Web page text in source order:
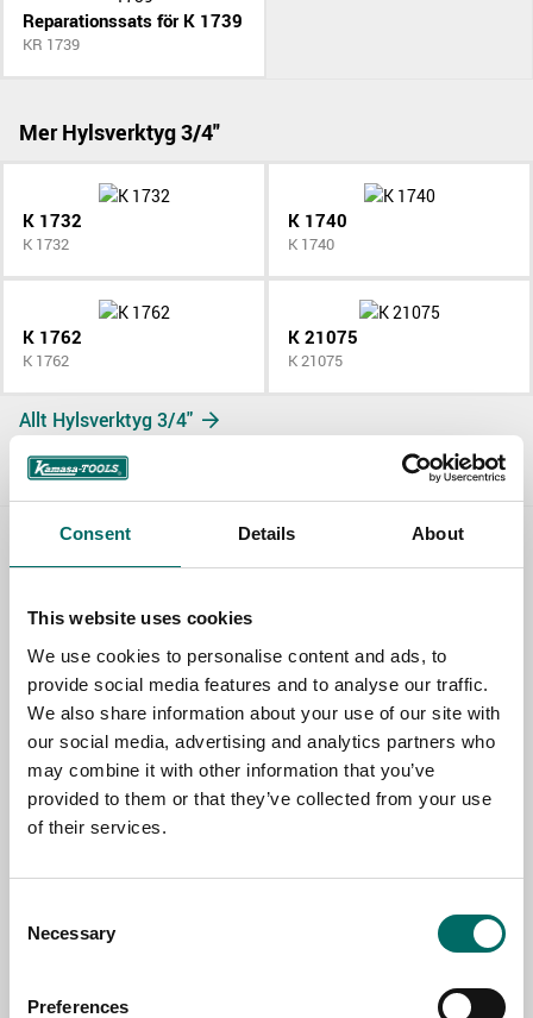
Consent Details About
This website uses cookies
We use cookies to personalise content and ads, to
provide social media features and to analyse our traffic.
We also share information about your use of our site with
our social media, advertising and analytics partners who
may combine it with other information that you’ve
provided to them or that they’ve collected from your use
of their services.
Selection
Necessary
Preferences
Reparationssats för K 1739
KR 1739
Mer Hylsverktyg 3/4"
K 1732
K 1732
K 1740
K 1740
K 1762
K 1762
K 21075
K 21075
Allt Hylsverktyg 3/4"
Contact us
TOPIC
NAME
EMAIL
MESSAGE (written in english)